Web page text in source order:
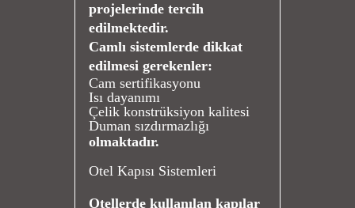
projelerinde tercih
edilmektedir.
Camlı sistemlerde dikkat
edilmesi gerekenler:
Cam sertifikasyonu
Isı dayanımı
Çelik konstrüksiyon kalitesi
Duman sızdırmazlığı
olmaktadır.
Otel Kapısı Sistemleri
Otellerde kullanılan kapılar